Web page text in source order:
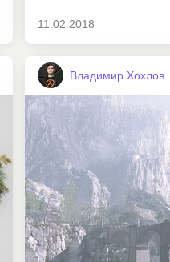
11.02.2018
Владимир Хохлов